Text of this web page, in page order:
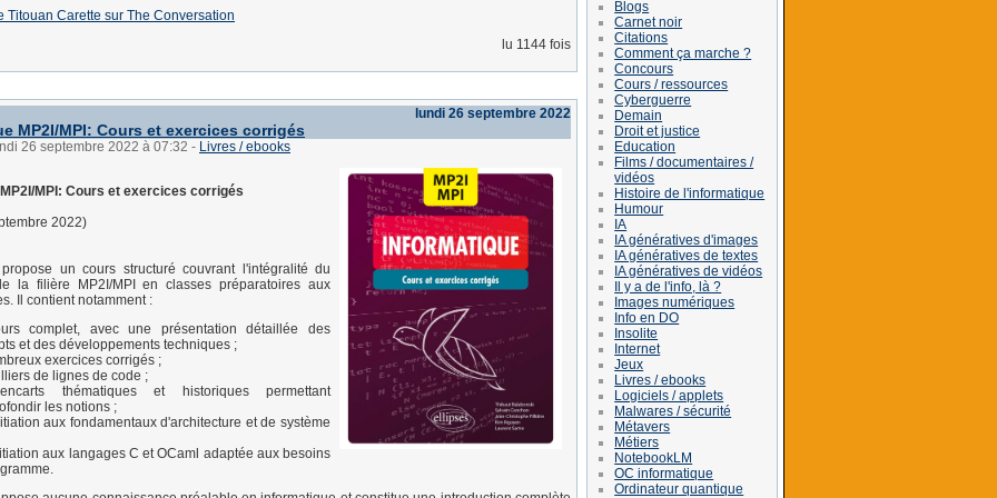
Titouan Carette sur The Conversation
lu 1144 fois
lundi 26 septembre 2022
MP2I/MPI: Cours et exercices corrigés
26 septembre 2022 à 07:32 - Livres / ebooks
MPI: Cours et exercices corrigés
2022)
un cours structuré couvrant l'intégralité du
la filière MP2I/MPI en classes préparatoires aux
Il contient notamment :
complet, avec une présentation détaillée des
et des développements techniques ;
exercices corrigés ;
de lignes de code ;
thématiques et historiques permettant
les notions ;
aux fondamentaux d'architecture et de système
aux langages C et OCaml adaptée aux besoins
Blogs
Carnet noir
Citations
Comment ça marche ?
Concours
Cours / ressources
Cyberguerre
Demain
Droit et justice
Education
Films / documentaires /
vidéos
Histoire de l'informatique
Humour
IA
IA génératives d'images
IA génératives de textes
IA génératives de vidéos
Il y a de l'info, là ?
Images numériques
Info en DO
Insolite
Internet
Jeux
Livres / ebooks
Logiciels / applets
Malwares / sécurité
Métavers
Métiers
NotebookLM
OC informatique
Ordinateur quantique